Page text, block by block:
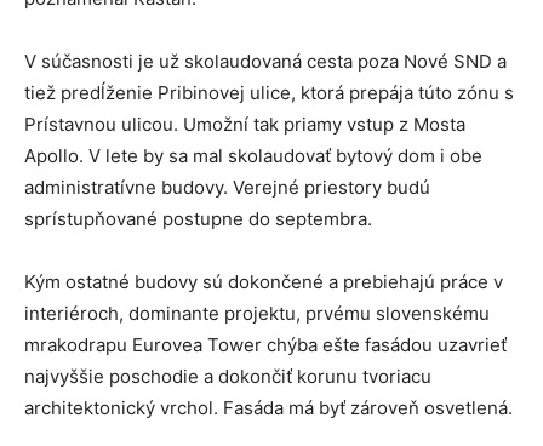
V súčasnosti je už skolaudovaná cesta poza Nové SND a
tiež predĺženie Pribinovej ulice, ktorá prepája túto zónu s
Prístavnou ulicou. Umožní tak priamy vstup z Mosta
Apollo. V lete by sa mal skolaudovať bytový dom i obe
administratívne budovy. Verejné priestory budú
sprístupňované postupne do septembra.
Kým ostatné budovy sú dokončené a prebiehajú práce v
interiéroch, dominante projektu, prvému slovenskému
mrakodrapu Eurovea Tower chýba ešte fasádou uzavrieť
najvyššie poschodie a dokončiť korunu tvoriacu
architektonický vrchol. Fasáda má byť zároveň osvetlená.